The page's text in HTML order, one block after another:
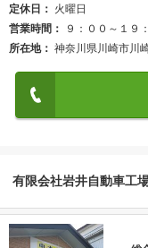
定休日
火曜日
営業時間
９：００～１９
所在地
神奈川県川崎市川
有限会社岩井自動車工